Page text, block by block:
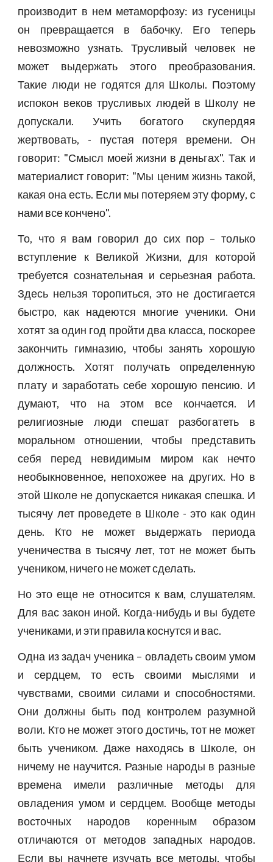
производит в нем метаморфозу: из гусеницы
он превращается в бабочку. Его теперь
невозможно узнать. Трусливый человек не
может выдержать этого преобразования.
Такие люди не годятся для Школы. Поэтому
испокон веков трусливых людей в Школу не
допускали. Учить богатого скупердяя
жертвовать, - пустая потеря времени. Он
говорит: "Смысл моей жизни в деньгах". Так и
материалист говорит: "Мы ценим жизнь такой,
какая она есть. Если мы потеряем эту форму, с
нами все кончено".
То, что я вам говорил до сих пор – только
вступление к Великой Жизни, для которой
требуется сознательная и серьезная работа.
Здесь нельзя торопиться, это не достигается
быстро, как надеются многие ученики. Они
хотят за один год пройти два класса, поскорее
закончить гимназию, чтобы занять хорошую
должность. Хотят получать определенную
плату и заработать себе хорошую пенсию. И
думают, что на этом все кончается. И
религиозные люди спешат разбогатеть в
моральном отношении, чтобы представить
себя перед невидимым миром как нечто
необыкновенное, непохожее на других. Но в
этой Школе не допускается никакая спешка. И
тысячу лет проведете в Школе - это как один
день. Кто не может выдержать периода
ученичества в тысячу лет, тот не может быть
учеником, ничего не может сделать.
Но это еще не относится к вам, слушателям.
Для вас закон иной. Когда-нибудь и вы будете
учениками, и эти правила коснутся и вас.
Одна из задач ученика – овладеть своим умом
и сердцем, то есть своими мыслями и
чувствами, своими силами и способностями.
Они должны быть под контролем разумной
воли. Кто не может этого достичь, тот не может
быть учеником. Даже находясь в Школе, он
ничему не научится. Разные народы в разные
времена имели различные методы для
овладения умом и сердцем. Вообще методы
восточных народов коренным образом
отличаются от методов западных народов.
Если вы начнете изучать все методы, чтобы